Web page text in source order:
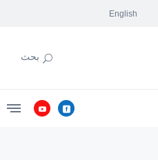
English
بحث